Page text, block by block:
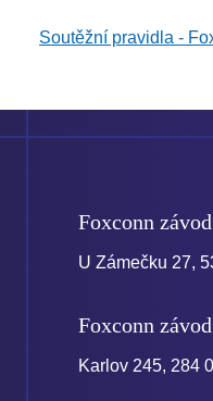
Soutěžní pravidla -
Foxconn závod
U Zámečku 27,
Foxconn závod
Karlov 245, 284